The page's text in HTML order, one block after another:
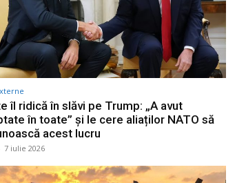
îl ridică în slăvi pe Trump: „A avut
în toate” și le cere aliaților NATO să
acest lucru
7 iulie 2026